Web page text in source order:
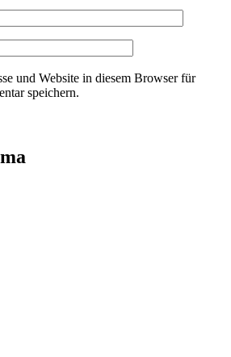
und Website in diesem Browser für
speichern.